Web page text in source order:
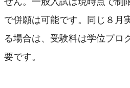
TWINS（成績・履修管
Manaba（eラーニング
研究群掲示板システム
で併願は可能です。同じ８月
る場合は、受験料は学位プロ
要です。